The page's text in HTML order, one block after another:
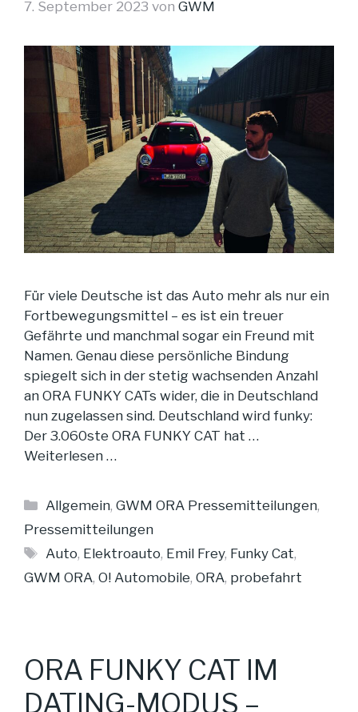
7. September 2023 von GWM
Für viele Deutsche ist das Auto mehr als nur ein
Fortbewegungsmittel – es ist ein treuer
Gefährte und manchmal sogar ein Freund mit
Namen. Genau diese persönliche Bindung
spiegelt sich in der stetig wachsenden Anzahl
an ORA FUNKY CATs wider, die in Deutschland
nun zugelassen sind. Deutschland wird funky:
Der 3.060ste ORA FUNKY CAT hat …
Weiterlesen …
Kategorien
Allgemein,GWM ORA Pressemitteilungen,
Pressemitteilungen
Schlagwörter
Auto, Elektroauto, Emil Frey, Funky Cat,
GWM ORA, O! Automobile, ORA, probefahrt
ORA FUNKY CAT IM
DATING-MODUS –